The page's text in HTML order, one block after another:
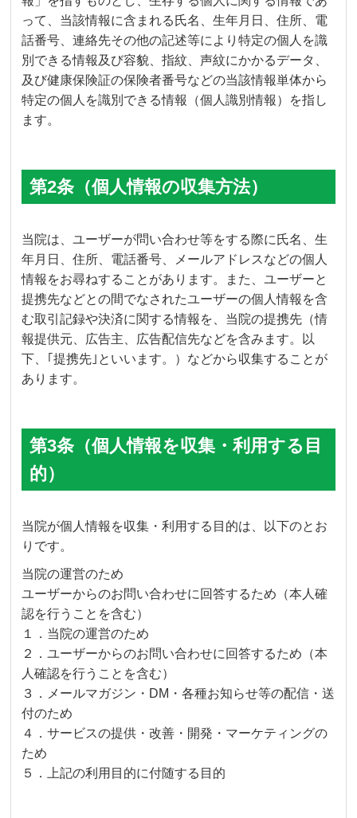
って、当該情報に含まれる氏名、生年月日、住所、電
話番号、連絡先その他の記述等により特定の個人を識
別できる情報及び容貌、指紋、声紋にかかるデータ、
及び健康保険証の保険者番号などの当該情報単体から
特定の個人を識別できる情報（個人識別情報）を指し
ます。
第2条（個人情報の収集方法）
当院は、ユーザーが問い合わせ等をする際に氏名、生
年月日、住所、電話番号、メールアドレスなどの個人
情報をお尋ねすることがあります。また、ユーザーと
提携先などとの間でなされたユーザーの個人情報を含
む取引記録や決済に関する情報を、当院の提携先（情
報提供元、広告主、広告配信先などを含みます。以
下、｢提携先｣といいます。）などから収集することが
あります。
第3条（個人情報を収集・利用する目
的）
当院が個人情報を収集・利用する目的は、以下のとお
りです。
当院の運営のため
ユーザーからのお問い合わせに回答するため（本人確
認を行うことを含む）
１．当院の運営のため
２．ユーザーからのお問い合わせに回答するため（本
人確認を行うことを含む）
３．メールマガジン・DM・各種お知らせ等の配信・送
付のため
４．サービスの提供・改善・開発・マーケティングの
ため
５．上記の利用目的に付随する目的